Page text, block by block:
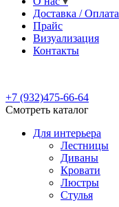
Доставка / Оплата
Прайс
Визуализация
Контакты
+7 (932)475-66-64
Смотреть каталог
Для интерьера
Лестницы
Диваны
Кровати
Люстры
Стулья